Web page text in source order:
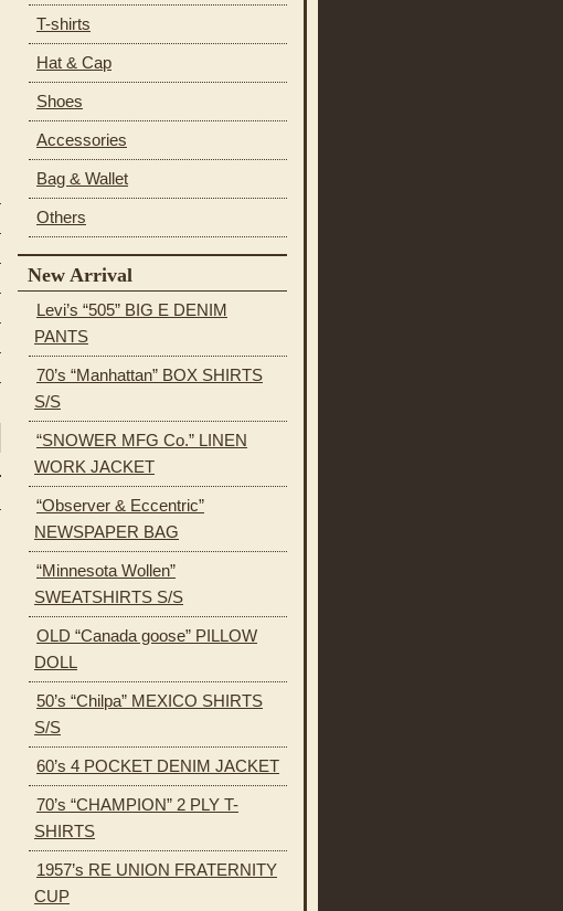
T-shirts
Hat & Cap
Shoes
Accessories
Bag & Wallet
Others
New Arrival
Levi’s “505” BIG E DENIM
PANTS
70’s “Manhattan” BOX SHIRTS
S/S
“SNOWER MFG Co.” LINEN
WORK JACKET
“Observer & Eccentric”
NEWSPAPER BAG
“Minnesota Wollen”
SWEATSHIRTS S/S
OLD “Canada goose” PILLOW
DOLL
50’s “Chilpa” MEXICO SHIRTS
S/S
60’s 4 POCKET DENIM JACKET
70’s “CHAMPION” 2 PLY T-
SHIRTS
1957’s RE UNION FRATERNITY
CUP